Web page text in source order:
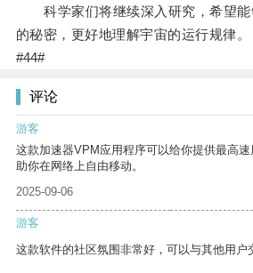
科学家们将继续深入研究，希望能
的秘密，更好地理解宇宙的运行规律。
#44#
评论
游客
这款加速器VPM应用程序可以给你提供最高
助你在网络上自由移动。
2025-09-06
游客
这款软件的社区氛围非常好，可以与其他用户